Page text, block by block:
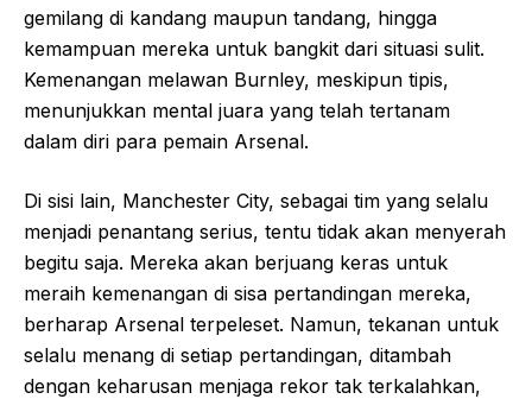
gemilang di kandang maupun tandang, hingga
kemampuan mereka untuk bangkit dari situasi sulit.
Kemenangan melawan Burnley, meskipun tipis,
menunjukkan mental juara yang telah tertanam
dalam diri para pemain Arsenal.
Di sisi lain, Manchester City, sebagai tim yang selalu
menjadi penantang serius, tentu tidak akan menyerah
begitu saja. Mereka akan berjuang keras untuk
meraih kemenangan di sisa pertandingan mereka,
berharap Arsenal terpeleset. Namun, tekanan untuk
selalu menang di setiap pertandingan, ditambah
dengan keharusan menjaga rekor tak terkalahkan,